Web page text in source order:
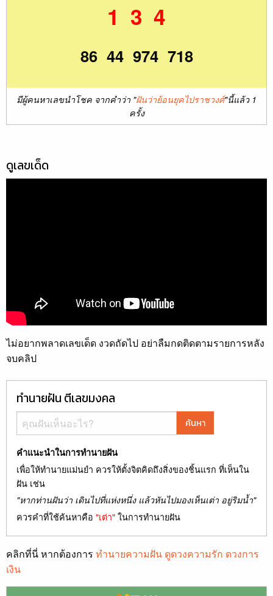
1 3 4
86 44 974 718
มีผู้คนหาเลขนำโชค จากคำว่า "ฝันว่าย้อนยุคไปราชวงศ์"นี้แล้ว 1
ครั้ง
ดูเลขเด็ด
ไม่อยากพลาดเลขเด็ด งวดถัดไป อย่าลืมกดติดตามรายการหลัง
จบคลิป
ทำนายฝัน ตีเลขมงคล
ค้นหา
คำแนะนำในการทำนายฝัน
เพื่อให้ทำนายแม่นยำ ควรให้ตั้งจิตคิดถึงสิ่งของชิ้นแรก ที่เห็นใน
ฝัน เช่น
"หากท่านฝันว่า เดินไปที่แห่งหนึ่ง แล้วหันไปมองเห็นเต่า อยู่ริมน้ำ"
ควรคำที่ใช้ค้นหาคือ "เต่า"ในการทำนายฝัน
คลิกที่นี่ หากต้องการ ทำนายความฝัน ดูดวงความรัก ดวงการ
เงิน